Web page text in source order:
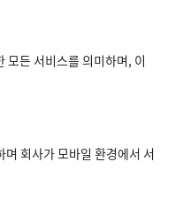
든 서비스를 의미하며, 이
회사가 모바일 환경에서 서